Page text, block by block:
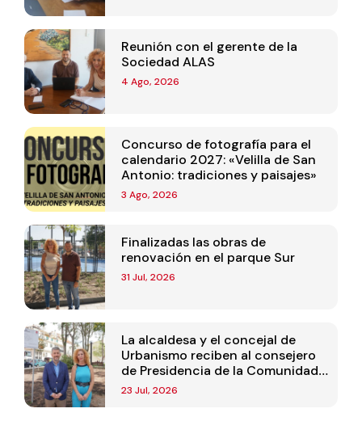
Reunión con el gerente de la
Sociedad ALAS
4 Ago, 2026
Concurso de fotografía para el
calendario 2027: «Velilla de San
Antonio: tradiciones y paisajes»
3 Ago, 2026
Finalizadas las obras de
renovación en el parque Sur
31 Jul, 2026
La alcaldesa y el concejal de
Urbanismo reciben al consejero
de Presidencia de la Comunidad
de Madrid
23 Jul, 2026